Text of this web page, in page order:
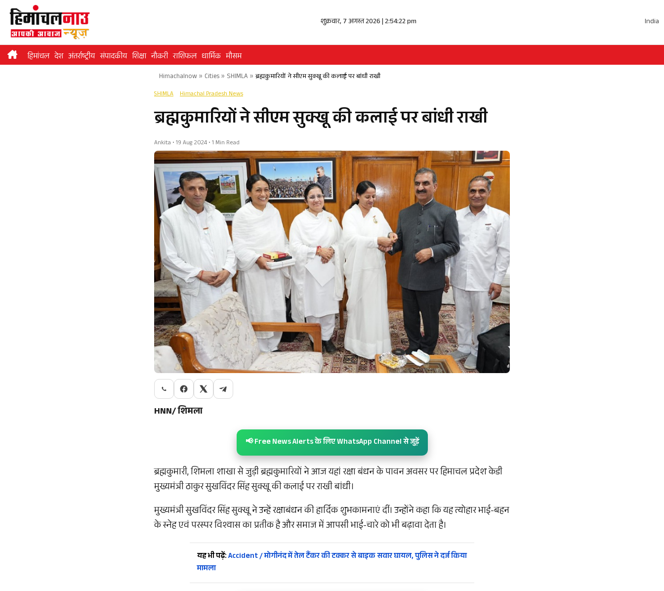
Skip
content
शुक्रवार, 7 अगस्त 2026 | 2:54:22 pm India
हिमांचल देश अंतर्राष्ट्रीय संपादकीय शिक्षा नौकरी राशिफल धार्मिक मौसम
Himachalnow» Cities» SHIMLA » ब्रह्मकुमारियों ने सीएम सुक्खू की कलाई पर बांधी राखी
SHIMLA Himachal Pradesh News
ब्रह्मकुमारियों ने सीएम सुक्खू की कलाई पर बांधी राखी
Ankita • 19 Aug 2024 • 1 Min Read
HNN/ शिमला
📢 Free News Alerts के लिए WhatsApp Channel से जुड़ें
ब्रह्मकुमारी, शिमला शाखा से जुड़ी ब्रह्मकुमारियों ने आज यहां रक्षा बंधन के पावन अवसर पर हिमाचल प्रदेश केडी
मुख्यमंत्री ठाकुर सुखविंदर सिंह सुक्खू की कलाई पर राखी बांधी।
मुख्यमंत्री सुखविंदर सिंह सुक्खू ने उन्हें रक्षाबंधन की हार्दिक शुभकामनाएं दीं। उन्होंने कहा कि यह त्योहार भाई-बहन
के स्नेह एवं परस्पर विश्वास का प्रतीक है और समाज में आपसी भाई-चारे को भी बढ़ावा देता है।
यह भी पढ़ें:Accident / मोगीनंद में तेल टैंकर की टक्कर से बाइक सवार घायल, पुलिस ने दर्ज किया
मामला